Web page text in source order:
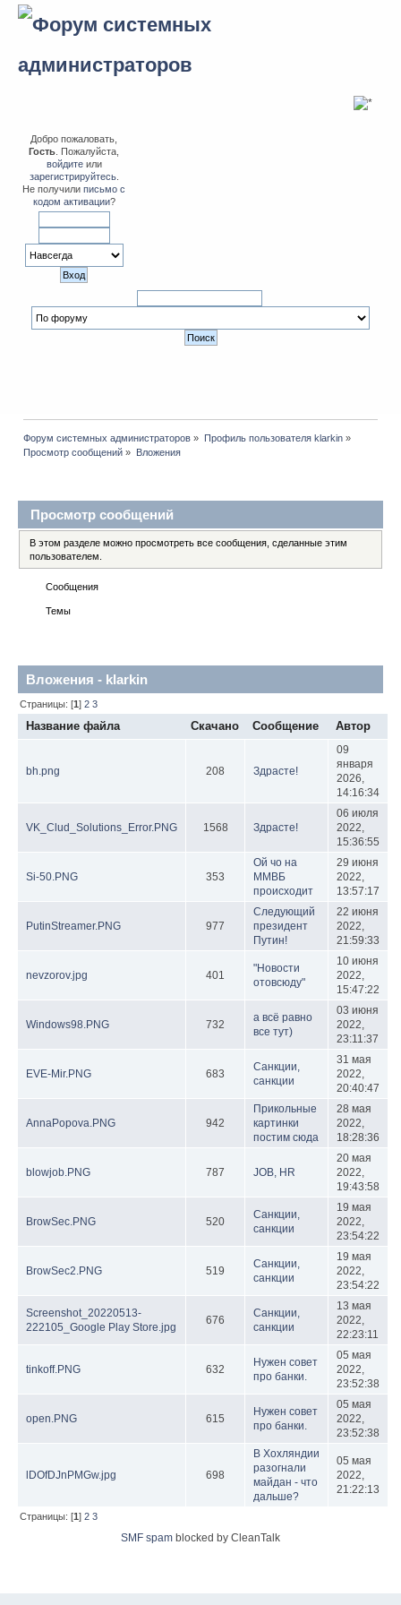
Добро пожаловать,
Гость . Пожалуйста,
войдитеили
зарегистрируйтесь.
Не получилиписьмо с
кодом активации?
Форум системных администраторов » Профиль пользователя klarkin»
Просмотр сообщений » Вложения
Просмотр сообщений
В этом разделе можно просмотреть все сообщения, сделанные этим
пользователем.
Сообщения
Темы
Вложения - klarkin
Страницы: [1]2 3
Название файла Скачано Сообщение Автор
bh.png 208 Здрасте!
09
января
2026,
14:16:34
VK_Clud_Solutions_Error.PNG 1568 Здрасте!
06 июля
2022,
15:36:55
Si-50.PNG 353
Ой чо на
ММВБ
происходит
29 июня
2022,
13:57:17
PutinStreamer.PNG 977
Следующий
президент
Путин!
22 июня
2022,
21:59:33
nevzorov.jpg 401
"Новости
отовсюду"
10 июня
2022,
15:47:22
Windows98.PNG 732
а всё равно
все тут)
03 июня
2022,
23:11:37
EVE-Mir.PNG 683
Санкции,
санкции
31 мая
2022,
20:40:47
AnnaPopova.PNG 942
Прикольные
картинки
постим сюда
28 мая
2022,
18:28:36
blowjob.PNG 787 JOB, HR
20 мая
2022,
19:43:58
BrowSec.PNG 520
Санкции,
санкции
19 мая
2022,
23:54:22
BrowSec2.PNG 519
Санкции,
санкции
19 мая
2022,
23:54:22
Screenshot_20220513-
222105_Google Play Store.jpg
676
Санкции,
санкции
13 мая
2022,
22:23:11
tinkoff.PNG 632
Нужен совет
про банки.
05 мая
2022,
23:52:38
open.PNG 615
Нужен совет
про банки.
05 мая
2022,
23:52:38
lDOfDJnPMGw.jpg 698
В Хохляндии
разогнали
майдан - что
дальше?
05 мая
2022,
21:22:13
Страницы: [1]2 3
SMF spam blocked by CleanTalk